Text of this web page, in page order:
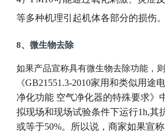
等多种机理引起机体各部分的损伤。
8、微生物去除
如果产品宣称具有微生物去除功能，
《GB21551.3-2010家用和类似用途
净化功能 空气净化器的特殊要求》
拟现场和现场试验条件下运行1h,其
或等于50%。所以说，商家如果宣